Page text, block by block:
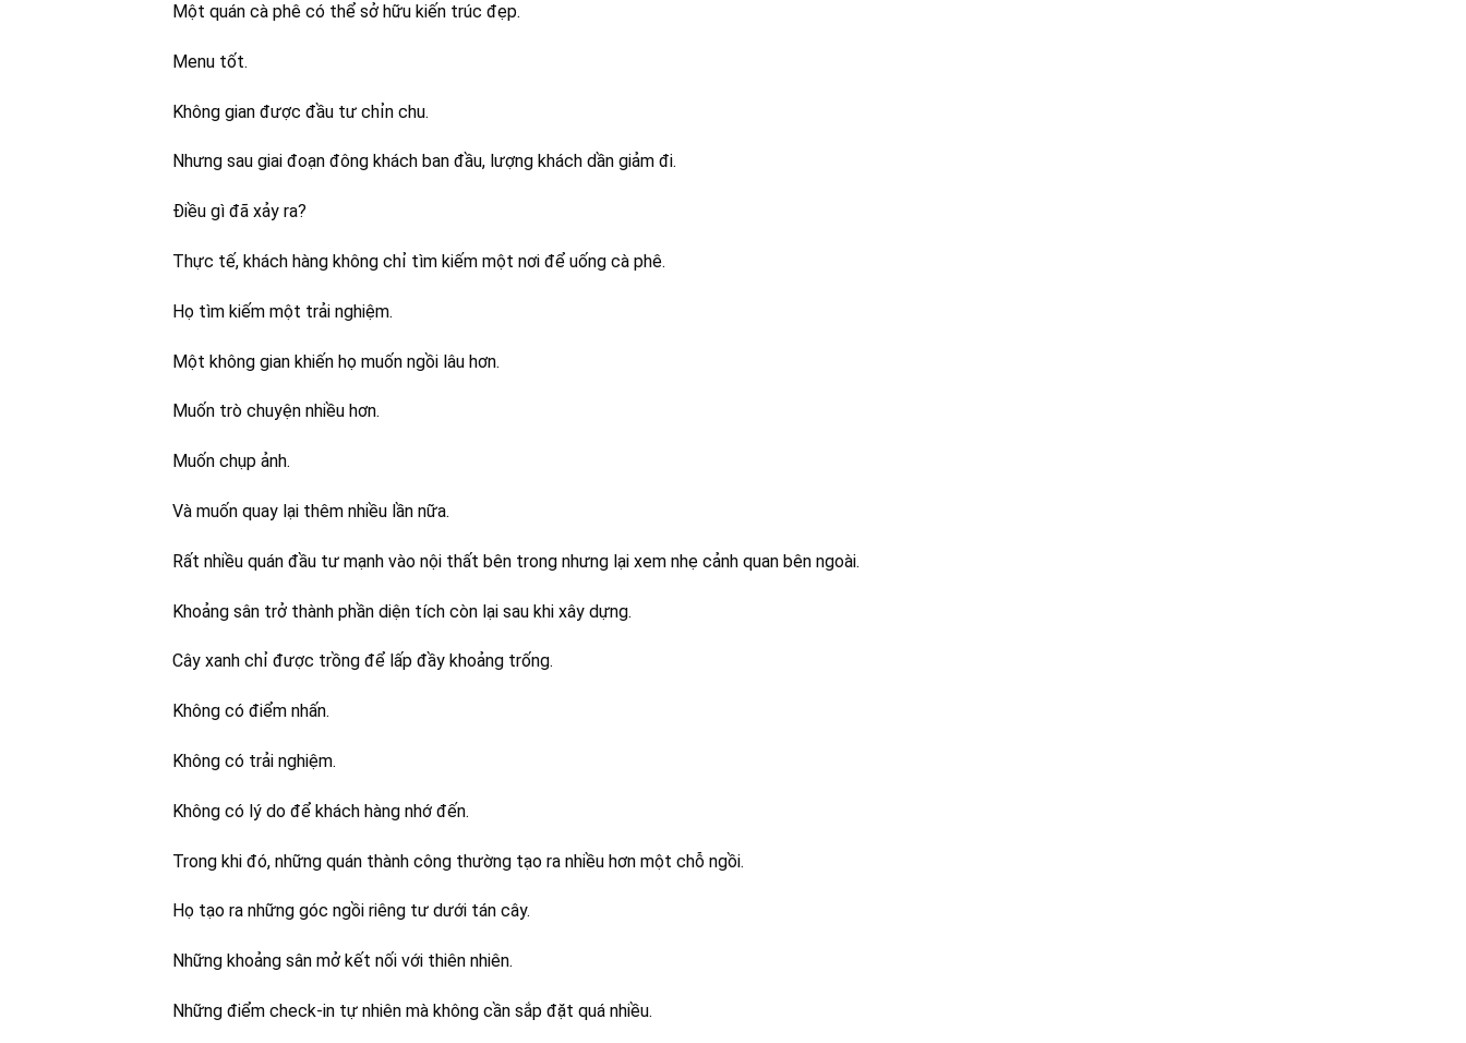
Một quán cà phê có thể sở hữu kiến trúc đẹp.
Menu tốt.
Không gian được đầu tư chỉn chu.
Nhưng sau giai đoạn đông khách ban đầu, lượng khách dần giảm đi.
Điều gì đã xảy ra?
Thực tế, khách hàng không chỉ tìm kiếm một nơi để uống cà phê.
Họ tìm kiếm một trải nghiệm.
Một không gian khiến họ muốn ngồi lâu hơn.
Muốn trò chuyện nhiều hơn.
Muốn chụp ảnh.
Và muốn quay lại thêm nhiều lần nữa.
Rất nhiều quán đầu tư mạnh vào nội thất bên trong nhưng lại xem nhẹ cảnh quan bên ngoài.
Khoảng sân trở thành phần diện tích còn lại sau khi xây dựng.
Cây xanh chỉ được trồng để lấp đầy khoảng trống.
Không có điểm nhấn.
Không có trải nghiệm.
Không có lý do để khách hàng nhớ đến.
Trong khi đó, những quán thành công thường tạo ra nhiều hơn một chỗ ngồi.
Họ tạo ra những góc ngồi riêng tư dưới tán cây.
Những khoảng sân mở kết nối với thiên nhiên.
Những điểm check-in tự nhiên mà không cần sắp đặt quá nhiều.